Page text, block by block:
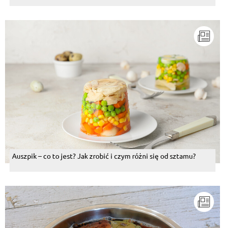
Auszpik – co to jest? Jak zrobić i czym różni się od sztamu?